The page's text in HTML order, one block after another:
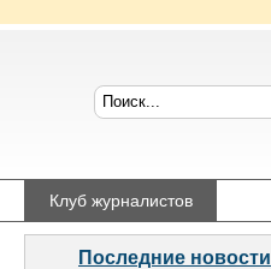
Клуб журналистов
Последние новости